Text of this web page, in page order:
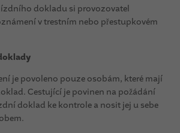
dokladu si provozovatel
v trestním nebo přestupkovém
je povoleno pouze osobám, které mají
Cestující je povinen na požádání
doklad ke kontrole a nosit jej u sebe